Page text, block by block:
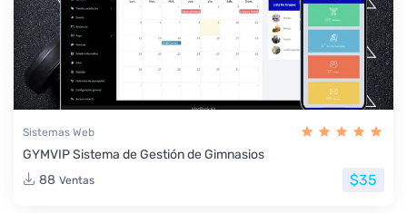
Sistemas Web
GYMVIP Sistema de Gestión de Gimnasios
88 Ventas $35